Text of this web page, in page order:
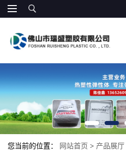
您当前的位置： 网站首页 > 产品展厅